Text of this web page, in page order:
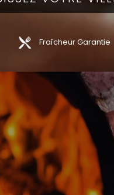
Fraîcheur Garantie